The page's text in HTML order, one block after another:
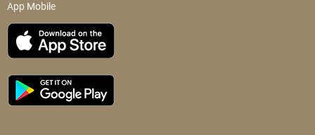
App Mobile